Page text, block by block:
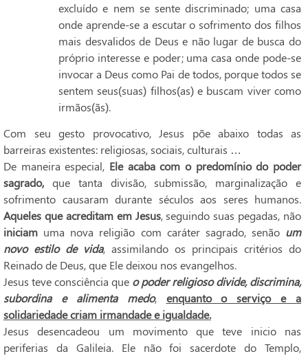
excluído e nem se sente discriminado; uma casa
onde aprende-se a escutar o sofrimento dos filhos
mais desvalidos de Deus e não lugar de busca do
próprio interesse e poder; uma casa onde pode-se
invocar a Deus como Pai de todos, porque todos se
sentem seus(suas) filhos(as) e buscam viver como
irmãos(ãs).
Com seu gesto provocativo, Jesus põe abaixo todas as
barreiras existentes: religiosas, sociais, culturais …
De maneira especial, Ele acaba com o predomínio do poder
sagrado, que tanta divisão, submissão, marginalização e
sofrimento causaram durante séculos aos seres humanos.
Aqueles que acreditam em Jesus, seguindo suas pegadas, não
iniciam uma nova religião com caráter sagrado, senão um
novo estilo de vida, assimilando os principais critérios do
Reinado de Deus, que Ele deixou nos evangelhos.
Jesus teve consciência que opoder religioso divide, discrimina,
subordina e alimenta medo, enquanto o serviço e a
solidariedade criam irmandade e igualdade.
Jesus desencadeou um movimento que teve inicio nas
periferias da Galileia. Ele não foi sacerdote do Templo,